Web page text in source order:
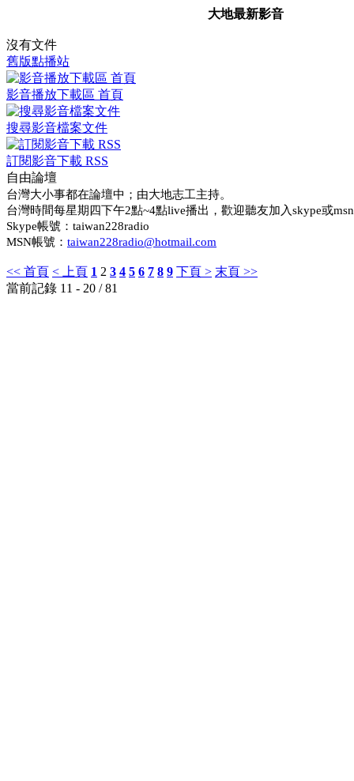
大地最新影音
沒有文件
舊版點播站
影音播放下載區 首頁
搜尋影音檔案文件
訂閱影音下載 RSS
自由論壇
台灣大小事都在論壇中；由大地志工主持。
台灣時間每星期四下午2點~4點live播出，歡迎聽友加入skype或
Skype帳號：taiwan228radio
MSN帳號： taiwan228radio@hotmail.com
<< 首頁 < 上頁 1 2 3 4 5 6 7 8 9 下頁 > 末頁 >>
當前記錄 11 - 20 / 81